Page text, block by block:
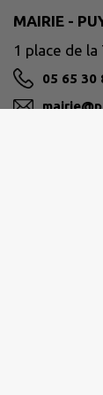
MAIRIE -
1 place de
05 65 30